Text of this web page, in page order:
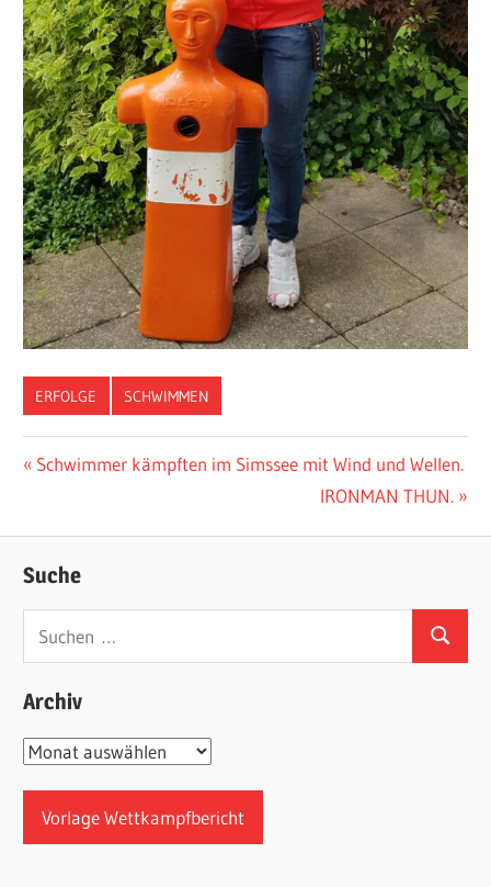
ERFOLGE SCHWIMMEN
Beitragsnavigation
Vorheriger
Schwimmer kämpften im Simssee mit Wind und Wellen.
Nächster
IRONMAN THUN.
Suche
Suchen
Archiv
Archiv
Vorlage Wettkampfbericht